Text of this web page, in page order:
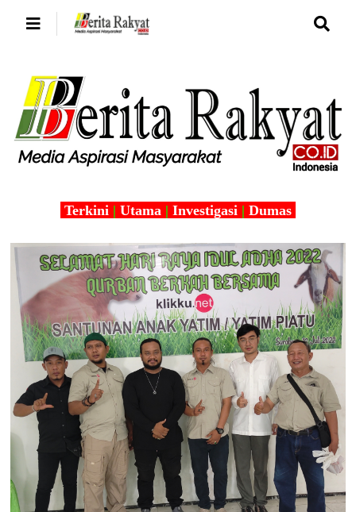
Terkini | Utama | Investigasi | Dumas